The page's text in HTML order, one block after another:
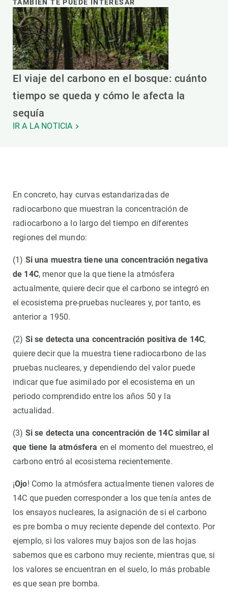
TAMBIÉN TE PUEDE INTERESAR
El viaje del carbono en el bosque: cuánto
tiempo se queda y cómo le afecta la
sequía
IR A LA NOTICIA
En concreto, hay curvas estandarizadas de
radiocarbono que muestran la concentración de
radiocarbono a lo largo del tiempo en diferentes
regiones del mundo:
(1) Si una muestra tiene una concentración negativa
de 14C, menor que la que tiene la atmósfera
actualmente, quiere decir que el carbono se integró en
el ecosistema pre-pruebas nucleares y, por tanto, es
anterior a 1950.
(2) Si se detecta una concentración positiva de 14C,
quiere decir que la muestra tiene radiocarbono de las
pruebas nucleares, y dependiendo del valor puede
indicar que fue asimilado por el ecosistema en un
periodo comprendido entre los años 50 y la
actualidad.
(3) Si se detecta una concentración de 14C similar al
que tiene la atmósfera en el momento del muestreo, el
carbono entró al ecosistema recientemente.
¡Ojo! Como la atmósfera actualmente tienen valores de
14C que pueden corresponder a los que tenía antes de
los ensayos nucleares, la asignación de si el carbono
es pre bomba o muy reciente depende del contexto. Por
ejemplo, si los valores muy bajos son de las hojas
sabemos que es carbono muy reciente, mientras que, si
los valores se encuentran en el suelo, lo más probable
es que sean pre bomba.